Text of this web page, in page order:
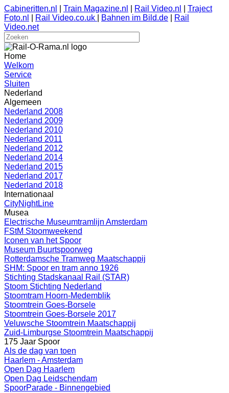
Cabineritten.nl Train Magazine.nl Rail Video.nl
Traject
Foto.nl
Rail Video.co.uk Bahnen im Bild.de
Rail
Video.net
Home
Welkom
Service
Sluiten
Nederland
Algemeen
Nederland 2008
Nederland 2009
Nederland 2010
Nederland 2011
Nederland 2012
Nederland 2014
Nederland 2015
Nederland 2017
Nederland 2018
Internationaal
CityNightLine
Musea
Electrische Museumtramlijn Amsterdam
FStM Stoomweekend
Iconen van het Spoor
Museum Buurtspoorweg
Rotterdamsche Tramweg Maatschappij
SHM: Spoor en tram anno 1926
Stichting Stadskanaal Rail (STAR)
Stoom Stichting Nederland
Stoomtram Hoorn-Medemblik
Stoomtrein Goes-Borsele
Stoomtrein Goes-Borsele 2017
Veluwsche Stoomtrein Maatschappij
Zuid-Limburgse Stoomtrein Maatschappij
175 Jaar Spoor
Als de dag van toen
Haarlem - Amsterdam
Open Dag Haarlem
Open Dag Leidschendam
SpoorParade - Binnengebied